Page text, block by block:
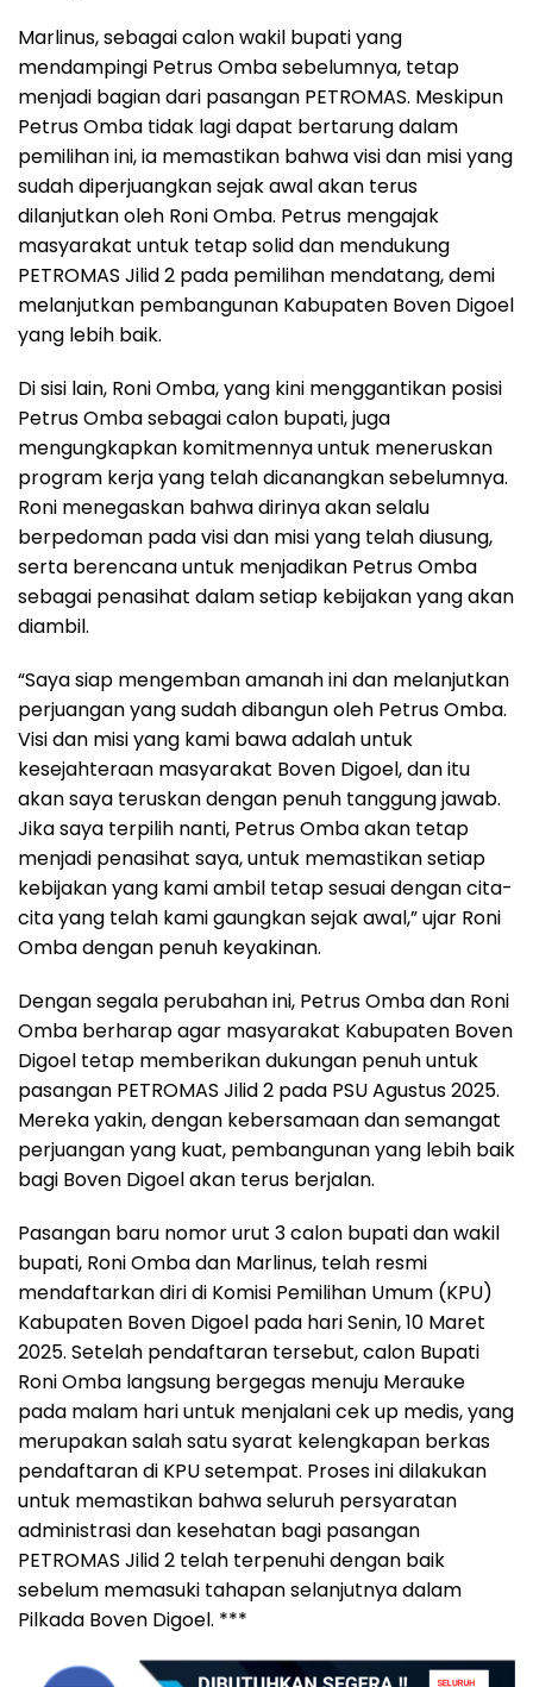
Marlinus, sebagai calon wakil bupati yang
mendampingi Petrus Omba sebelumnya, tetap
menjadi bagian dari pasangan PETROMAS. Meskipun
Petrus Omba tidak lagi dapat bertarung dalam
pemilihan ini, ia memastikan bahwa visi dan misi yang
sudah diperjuangkan sejak awal akan terus
dilanjutkan oleh Roni Omba. Petrus mengajak
masyarakat untuk tetap solid dan mendukung
PETROMAS Jilid 2 pada pemilihan mendatang, demi
melanjutkan pembangunan Kabupaten Boven Digoel
yang lebih baik.
Di sisi lain, Roni Omba, yang kini menggantikan posisi
Petrus Omba sebagai calon bupati, juga
mengungkapkan komitmennya untuk meneruskan
program kerja yang telah dicanangkan sebelumnya.
Roni menegaskan bahwa dirinya akan selalu
berpedoman pada visi dan misi yang telah diusung,
serta berencana untuk menjadikan Petrus Omba
sebagai penasihat dalam setiap kebijakan yang akan
diambil.
“Saya siap mengemban amanah ini dan melanjutkan
perjuangan yang sudah dibangun oleh Petrus Omba.
Visi dan misi yang kami bawa adalah untuk
kesejahteraan masyarakat Boven Digoel, dan itu
akan saya teruskan dengan penuh tanggung jawab.
Jika saya terpilih nanti, Petrus Omba akan tetap
menjadi penasihat saya, untuk memastikan setiap
kebijakan yang kami ambil tetap sesuai dengan cita-
cita yang telah kami gaungkan sejak awal,” ujar Roni
Omba dengan penuh keyakinan.
Dengan segala perubahan ini, Petrus Omba dan Roni
Omba berharap agar masyarakat Kabupaten Boven
Digoel tetap memberikan dukungan penuh untuk
pasangan PETROMAS Jilid 2 pada PSU Agustus 2025.
Mereka yakin, dengan kebersamaan dan semangat
perjuangan yang kuat, pembangunan yang lebih baik
bagi Boven Digoel akan terus berjalan.
Pasangan baru nomor urut 3 calon bupati dan wakil
bupati, Roni Omba dan Marlinus, telah resmi
mendaftarkan diri di Komisi Pemilihan Umum (KPU)
Kabupaten Boven Digoel pada hari Senin, 10 Maret
2025. Setelah pendaftaran tersebut, calon Bupati
Roni Omba langsung bergegas menuju Merauke
pada malam hari untuk menjalani cek up medis, yang
merupakan salah satu syarat kelengkapan berkas
pendaftaran di KPU setempat. Proses ini dilakukan
untuk memastikan bahwa seluruh persyaratan
administrasi dan kesehatan bagi pasangan
PETROMAS Jilid 2 telah terpenuhi dengan baik
sebelum memasuki tahapan selanjutnya dalam
Pilkada Boven Digoel. ***